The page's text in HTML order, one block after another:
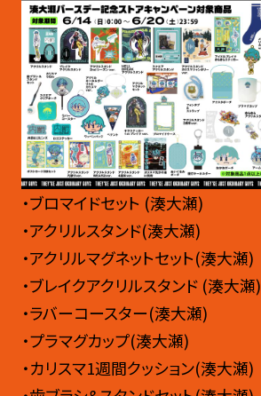
・ブロマイドセット (湊大瀬)
・アクリルスタンド(湊大瀬)
・アクリルマグネットセット(湊大瀬)
・ブレイクアクリルスタンド (湊大瀬)
・ラバーコースター(湊大瀬)
・プラマグカップ(湊大瀬)
・カリスマ1週間クッション(湊大瀬)